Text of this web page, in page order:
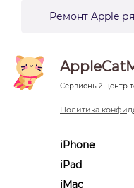
Ремонт Apple
Сервисный центр
Политика
iPhone
iPad
iMac